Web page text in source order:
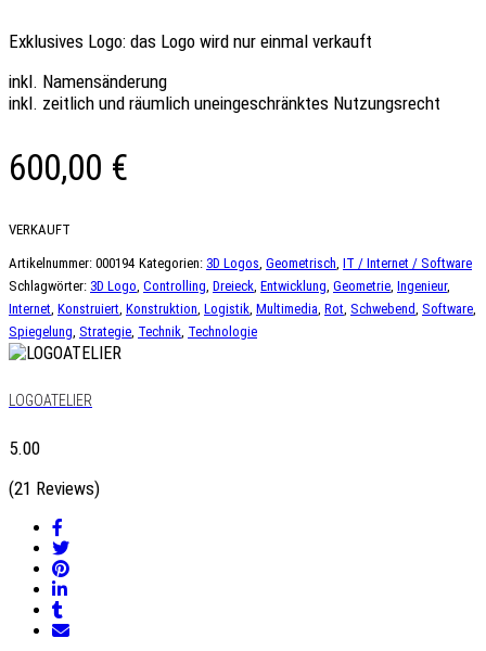
Exklusives Logo: das Logo wird nur einmal verkauft
inkl. Namensänderung
inkl. zeitlich und räumlich uneingeschränktes Nutzungsrecht
600,00 €
VERKAUFT
Artikelnummer: 000194 Kategorien: 3D Logos Geometrisch IT / Internet / Software
Schlagwörter: 3D Logo Controlling Dreieck Entwicklung Geometrie Ingenieur,
Internet Konstruiert Konstruktion Logistik Multimedia Rot Schwebend Software
Spiegelung Strategie Technik Technologie
LOGOATELIER
5.00
(21 Reviews)